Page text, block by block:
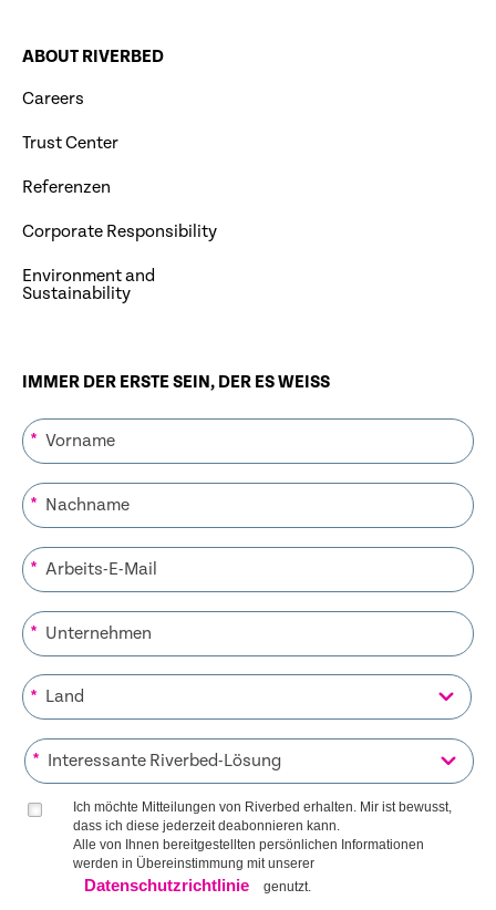
ABOUT RIVERBED
Careers
Trust Center
Referenzen
Corporate Responsibility
Environment and
Sustainability
IMMER DER ERSTE SEIN, DER ES WEISS
*
*
*
*
*
*
Ich möchte Mitteilungen von Riverbed erhalten. Mir ist bewusst,
dass ich diese jederzeit deabonnieren kann.
Alle von Ihnen bereitgestellten persönlichen Informationen
werden in Übereinstimmung mit unserer
Datenschutzrichtlinie genutzt.